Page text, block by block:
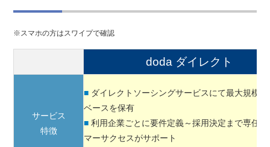
※スマホの方はスワイプで確認
doda ダイレクト
サービス
特徴
■ ダイレクトソーシングサービスにて最大規模
ベースを保有
■ 利用企業ごとに要件定義～採用決定まで専任
マーサクセスがサポート